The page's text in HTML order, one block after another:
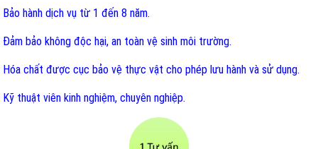
Bảo hành dịch vụ từ 1 đến 8 năm.
Đảm bảo không độc hại, an toàn vệ sinh môi trường.
Hóa chất được cục bảo vệ thực vật cho phép lưu hành và sử dụng.
Kỹ thuật viên kinh nghiệm, chuyên nghiệp.